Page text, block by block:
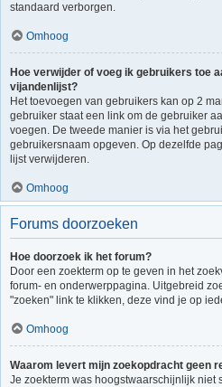
standaard verborgen.
Omhoog
Hoe verwijder of voeg ik gebruikers toe
vijandenlijst?
Het toevoegen van gebruikers kan op 2
gebruiker staat een link om de gebruiker
voegen. De tweede manier is via het
gebruikersnaam opgeven. Op dezelfde
lijst verwijderen.
Omhoog
Forums doorzoeken
Hoe doorzoek ik het forum?
Door een zoekterm op te geven in het
forum- en onderwerppagina. Uitgebreid
"zoeken" link te klikken, deze vind je op
Omhoog
Waarom levert mijn zoekopdracht geen
Je zoekterm was hoogstwaarschijnlijk niet